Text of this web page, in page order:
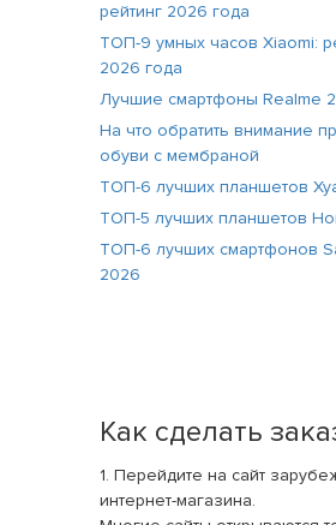
рейтинг 2026 года
ТОП-9 умных часов Xiaomi:
2026 года
Лучшие смартфоны Realme
На что обратить внимание
обуви с мембраной
ТОП-6 лучших планшетов
ТОП-5 лучших планшетов
ТОП-6 лучших смартфонов
2026
Как сделать
1. Перейдите на сайт
интернет-магазина.